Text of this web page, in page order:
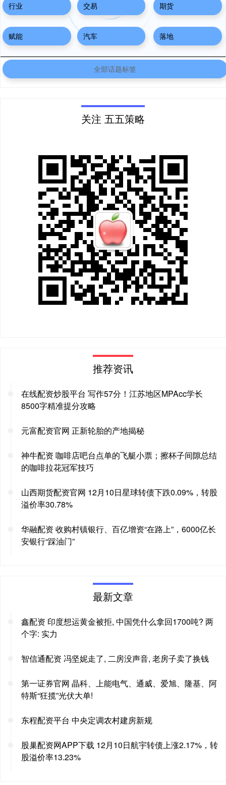
行业 交易 期货
赋能 汽车 落地
全部话题标签
关注 五五策略
推荐资讯
在线配资炒股平台 写作57分！江苏地区MPAcc学长
8500字精准提分攻略
元富配资官网 正新轮胎的产地揭秘
神牛配资 咖啡店吧台点单的飞艇小票；擦杯子间隙总结
的咖啡拉花冠军技巧
山西期货配资官网 12月10日星球转债下跌0.09%，转股
溢价率30.78%
华融配资 收购村镇银行、百亿增资“在路上”，6000亿长
安银行“踩油门”
最新文章
鑫配资 印度想运黄金被拒, 中国凭什么拿回1700吨? 两
个字: 实力
智信通配资 冯坚妮走了, 二房没声音, 老房子卖了换钱
第一证券官网 晶科、上能电气、通威、爱旭、隆基、阿
特斯“狂揽”光伏大单!
东程配资平台 中央定调农村建房新规
股巢配资网APP下载 12月10日航宇转债上涨2.17%，转
股溢价率13.23%